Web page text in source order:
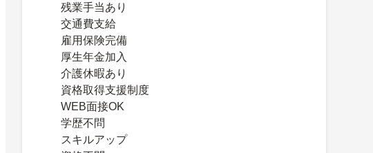
残業手当あり
交通費支給
雇用保険完備
厚生年金加入
介護休暇あり
資格取得支援制度
WEB面接OK
学歴不問
スキルアップ